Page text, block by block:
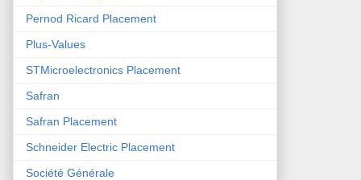
Pernod Ricard Placement
Plus-Values
STMicroelectronics Placement
Safran
Safran Placement
Schneider Electric Placement
Société Générale